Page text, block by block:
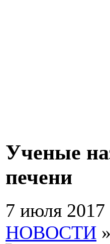
Ученые
печени
7 июля 2017
НОВОСТИ »